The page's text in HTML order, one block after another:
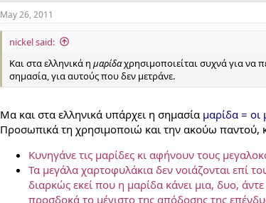
May 26, 2011
nickel said:
Και στα ελληνικά η μαρίδαχρησιμοποιείται συχνά για να
σημασία, για αυτούς που δεν μετράνε.
Μα και στα ελληνικά υπάρχει η σημασία μαρίδα = οι
Προσωπικά τη χρησιμοποιώ και την ακούω παντού,
Κυνηγάνε τις μαρίδες κι αφήνουν τους
Τα μεγάλα χαρτοφυλάκια δεν νοιάζονται επί
διαρκώς εκεί που η μαρίδα κάνει μια, δυο,
προσδοκά το μέγιστο της απόδοσης της